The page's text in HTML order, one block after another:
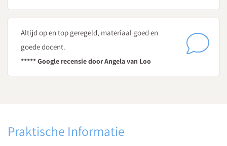
Altijd op en top geregeld, materiaal goed en
goede docent.
***** Google recensie door Angela van Loo
Praktische Informatie